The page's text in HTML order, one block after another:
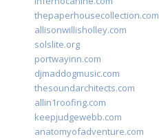
thepaperhousecollection.com
allisonwillisholley.com
solslite.org
portwayinn.com
djmaddogmusic.com
thesoundarchitects.com
allin1roofing.com
keepjudgewebb.com
anatomyofadventure.com